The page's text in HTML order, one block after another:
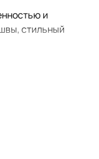
и
стильный